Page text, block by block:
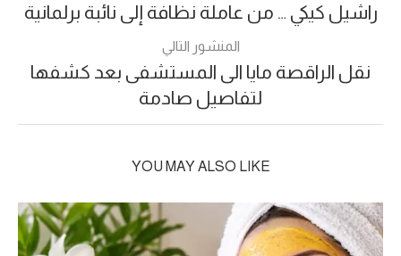
راشيل كيكي … من عاملة نظافة إلى نائبة برلمانية
المنشور التالي
نقل الراقصة مايا الى المستشفى بعد كشفها
لتفاصيل صادمة
YOU MAY ALSO LIKE